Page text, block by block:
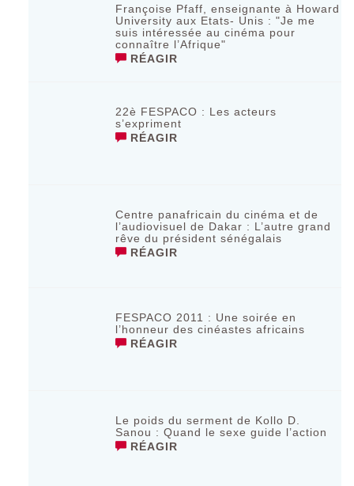
Françoise Pfaff, enseignante à Howard
University aux Etats- Unis : "Je me
suis intéressée au cinéma pour
connaître l’Afrique"
RÉAGIR
22è FESPACO : Les acteurs
s’expriment
RÉAGIR
Centre panafricain du cinéma et de
l’audiovisuel de Dakar : L’autre grand
rêve du président sénégalais
RÉAGIR
FESPACO 2011 : Une soirée en
l’honneur des cinéastes africains
RÉAGIR
Le poids du serment de Kollo D.
Sanou : Quand le sexe guide l’action
RÉAGIR